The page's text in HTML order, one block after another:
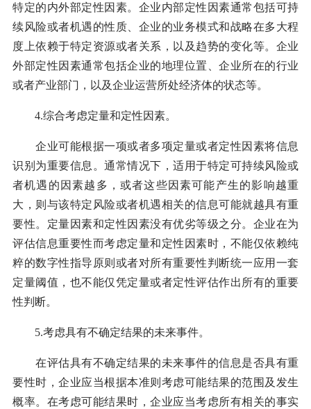
特定的内外部定性因素。企业内部定性因素通常包括可持
续风险或者机遇的性质、企业的业务模式和战略在多大程
度上依赖于特定资源或者关系，以及趋势的变化等。企业
外部定性因素通常包括企业的地理位置、企业所在的行业
或者产业部门，以及企业运营所处经济体的状态等。
4.综合考虑定量和定性因素。
企业可能根据一项或者多项定量或者定性因素将信息
识别为重要信息。通常情况下，适用于特定可持续风险或
者机遇的因素越多，或者这些因素可能产生的影响越重
大，则与该特定风险或者机遇相关的信息可能就越具有重
要性。定量因素和定性因素没有优劣等级之分。企业在为
评估信息重要性而考虑定量和定性因素时，不能仅依赖纯
粹的数字性指导原则或者对所有重要性判断统一应用一套
定量阈值，也不能仅凭定量或者定性评估作出所有的重要
性判断。
5.考虑具有不确定结果的未来事件。
在评估具有不确定结果的未来事件的信息是否具有重
要性时，企业应当根据本准则考虑可能结果的范围及发生
概率。在考虑可能结果时，企业应当考虑所有相关的事实